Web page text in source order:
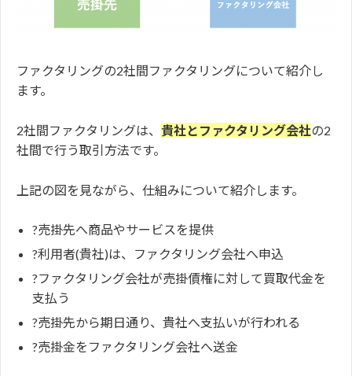
ファクタリングの2社間ファクタリングについて紹介し
ます。
2社間ファクタリングは、 貴社とファクタリング会社の2
社間で行う取引方法です。
上記の図を見ながら、仕組みについて紹介します。
?売掛先へ商品やサービスを提供
?利用者(貴社)は、ファクタリング会社へ申込
?ファクタリング会社が売掛債権に対して買取代金を
支払う
?売掛先から期日通り、貴社へ支払いが行われる
?売掛金をファクタリング会社へ送金